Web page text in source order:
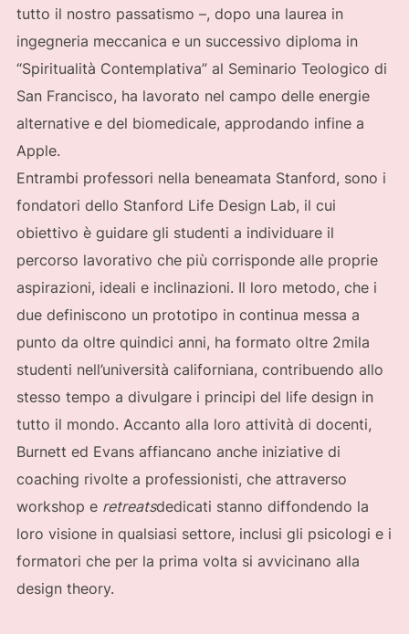
tutto il nostro passatismo –, dopo una laurea in
ingegneria meccanica e un successivo diploma in
“Spiritualità Contemplativa” al Seminario Teologico di
San Francisco, ha lavorato nel campo delle energie
alternative e del biomedicale, approdando infine a
Apple.
Entrambi professori nella beneamata Stanford, sono i
fondatori dello Stanford Life Design Lab, il cui
obiettivo è guidare gli studenti a individuare il
percorso lavorativo che più corrisponde alle proprie
aspirazioni, ideali e inclinazioni. Il loro metodo, che i
due definiscono un prototipo in continua messa a
punto da oltre quindici anni, ha formato oltre 2mila
studenti nell’università californiana, contribuendo allo
stesso tempo a divulgare i principi del life design in
tutto il mondo. Accanto alla loro attività di docenti,
Burnett ed Evans affiancano anche iniziative di
coaching rivolte a professionisti, che attraverso
workshop e retreatsdedicati stanno diffondendo la
loro visione in qualsiasi settore, inclusi gli psicologi e i
formatori che per la prima volta si avvicinano alla
design theory.